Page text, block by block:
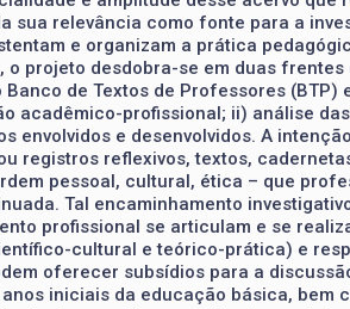
relevância como fonte para a
e organizam a prática
projeto desdobra-se em duas
de Textos de Professores (BTP)
acadêmico-profissional; ii) análise
e desenvolvidos. A
registros reflexivos, textos,
pessoal, cultural, ética – que
Tal encaminhamento
profissional se articulam e se
cultural e teórico-prática) e
oferecer subsídios para a
iniciais da educação básica, bem